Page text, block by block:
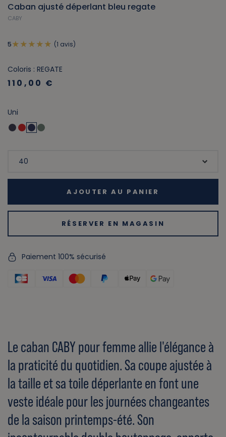
Caban ajusté déperlant bleu regate
CABY
5 (1 avis)
Coloris : REGATE
110,00 €
Uni
AJOUTER AU PANIER
RÉSERVER EN MAGASIN
Paiement 100% sécurisé
Le caban CABY pour femme allie l'élégance à
la praticité du quotidien. Sa coupe ajustée à
la taille et sa toile déperlante en font une
veste idéale pour les journées changeantes
de la saison printemps-été. Son